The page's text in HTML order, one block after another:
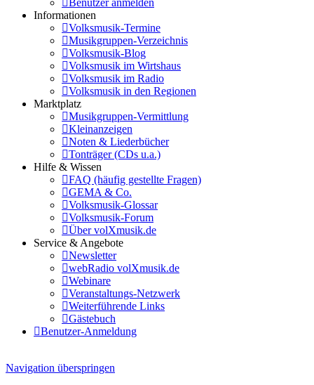
Benutzer anmelden
Informationen
Volksmusik-Termine
Musikgruppen-Verzeichnis
Volksmusik-Blog
Volksmusik im Wirtshaus
Volksmusik im Radio
Volksmusik in den Regionen
Marktplatz
Musikgruppen-Vermittlung
Kleinanzeigen
Noten & Liederbücher
Tonträger (CDs u.a.)
Hilfe & Wissen
FAQ (häufig gestellte Fragen)
GEMA & Co.
Volksmusik-Glossar
Volksmusik-Forum
Über volXmusik.de
Service & Angebote
Newsletter
webRadio volXmusik.de
Webinare
Veranstaltungs-Netzwerk
Weiterführende Links
Gästebuch
Benutzer-Anmeldung
Navigation überspringen